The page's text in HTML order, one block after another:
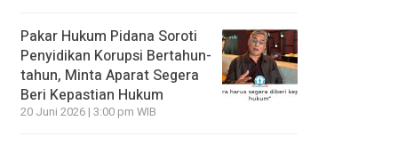
Pakar Hukum Pidana Soroti
Penyidikan Korupsi Bertahun-
tahun, Minta Aparat Segera
Beri Kepastian Hukum
20 Juni 2026 | 3:00 pm WIB